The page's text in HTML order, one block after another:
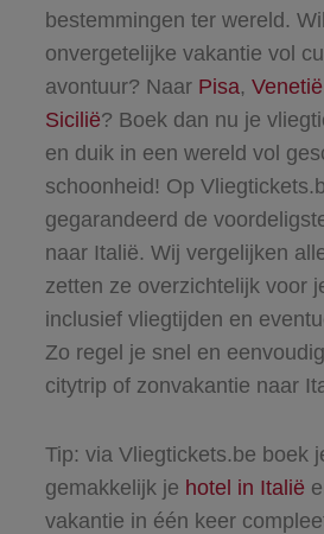
bestemmingen ter wereld.
onvergetelijke vakantie vol
avontuur? Naar Pisa, Venetië
Sicilië? Boek dan nu je
en duik in een wereld vol
schoonheid! Op
gegarandeerd de
naar Italië. Wij vergelijken
zetten ze overzichtelijk voor
inclusief vliegtijden en
Zo regel je snel en
citytrip of zonvakantie naar
Tip: via Vliegtickets.be boek
gemakkelijk je hotel in Italië
vakantie in één keer